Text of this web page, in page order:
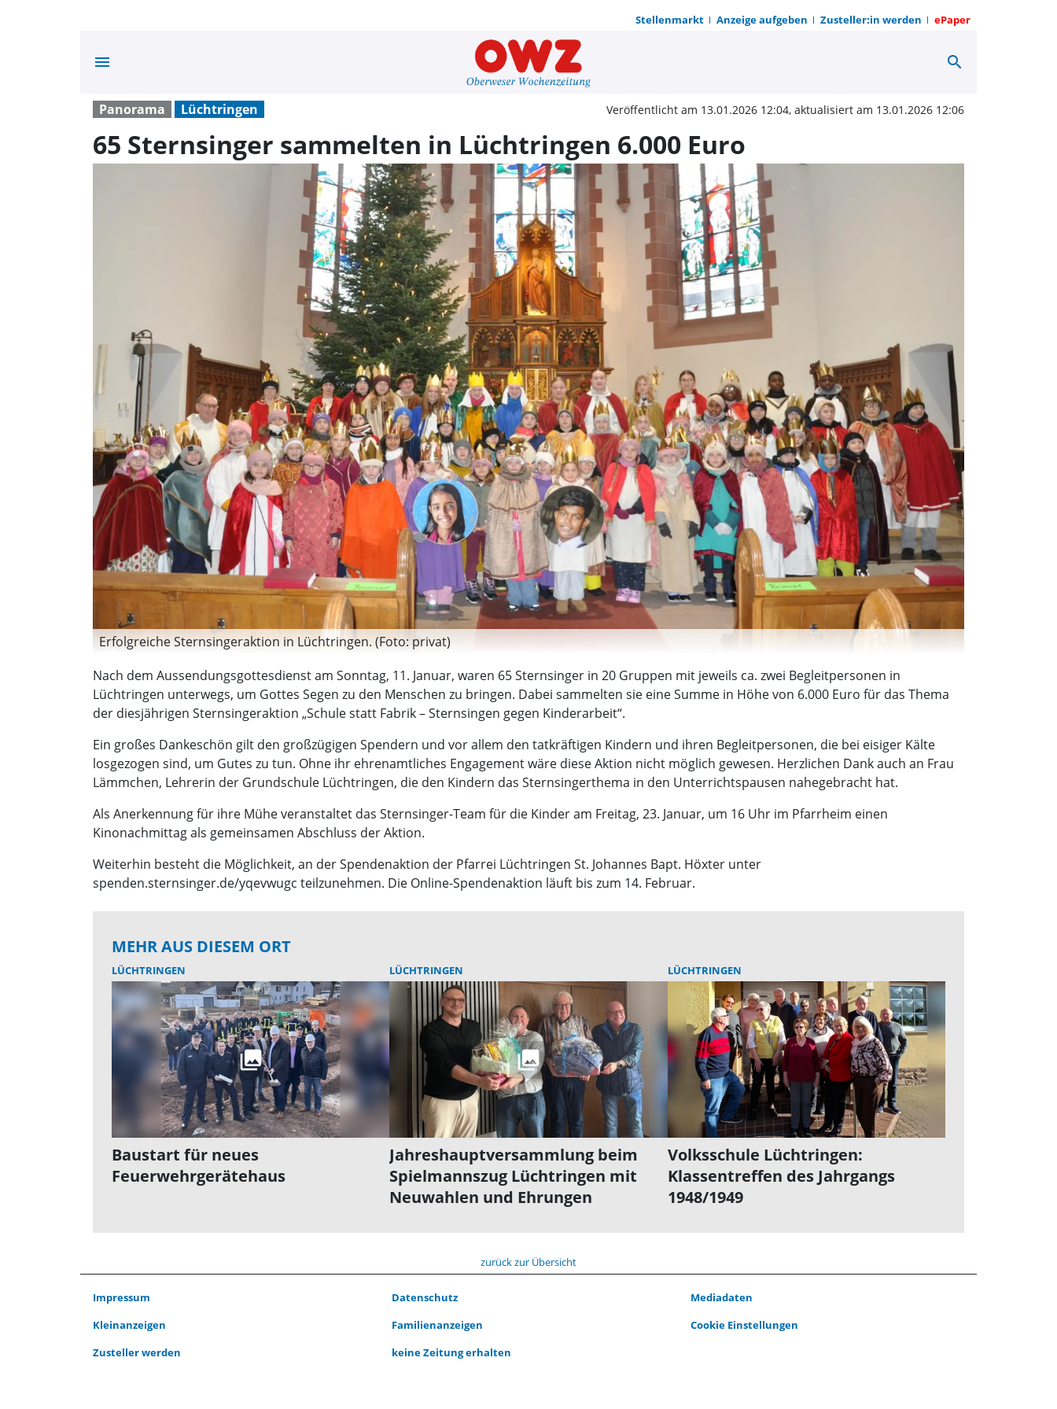
Stellenmarkt Anzeige aufgeben Zusteller:in werden ePaper
menu 65 Sternsinger sammelten insearch
Panorama Lüchtringen Veröffentlicht am 13.01.2026 12:04, aktualisiert am 13.01.2026 12:06
65 Sternsinger sammelten in Lüchtringen 6.000 Euro
Erfolgreiche Sternsingeraktion in Lüchtringen. (Foto: privat)
Nach dem Aussendungsgottesdienst am Sonntag, 11. Januar, waren 65 Sternsinger in 20 Gruppen mit jeweils ca. zwei Begleitpersonen in
Lüchtringen unterwegs, um Gottes Segen zu den Menschen zu bringen. Dabei sammelten sie eine Summe in Höhe von 6.000 Euro für das Thema
der diesjährigen Sternsingeraktion „Schule statt Fabrik – Sternsingen gegen Kinderarbeit“.
Ein großes Dankeschön gilt den großzügigen Spendern und vor allem den tatkräftigen Kindern und ihren Begleitpersonen, die bei eisiger Kälte
losgezogen sind, um Gutes zu tun. Ohne ihr ehrenamtliches Engagement wäre diese Aktion nicht möglich gewesen. Herzlichen Dank auch an Frau
Lämmchen, Lehrerin der Grundschule Lüchtringen, die den Kindern das Sternsingerthema in den Unterrichtspausen nahegebracht hat.
Als Anerkennung für ihre Mühe veranstaltet das Sternsinger-Team für die Kinder am Freitag, 23. Januar, um 16 Uhr im Pfarrheim einen
Kinonachmittag als gemeinsamen Abschluss der Aktion.
Weiterhin besteht die Möglichkeit, an der Spendenaktion der Pfarrei Lüchtringen St. Johannes Bapt. Höxter unter
spenden.sternsinger.de/yqevwugc teilzunehmen. Die Online-Spendenaktion läuft bis zum 14. Februar.
MEHR AUS DIESEM ORT
LÜCHTRINGEN
Baustart für neues
Feuerwehrgerätehaus
LÜCHTRINGEN
Jahreshauptversammlung beim
Spielmannszug Lüchtringen mit
Neuwahlen und Ehrungen
LÜCHTRINGEN
Volksschule Lüchtringen:
Klassentreffen des Jahrgangs
1948/1949
zurück zur Übersicht
Impressum Datenschutz
Mediadaten
Kleinanzeigen
Familienanzeigen
Cookie Einstellungen
Zusteller werden
keine Zeitung erhalten